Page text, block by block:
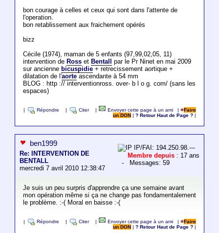
bon courage à celles et ceux qui sont dans l'attente de
l'operation.
bon retablissement aux fraichement opérés
bizz
Cécile (1974), maman de 5 enfants (97,99,02,05, 11)
intervention de Rosset Bentall
par le Pr Ninet en mai 2009
sur ancienne bicuspidie+ retrecissement aortique +
dilatation de l'aorteascendante à 54 mm
BLOG : http :// interventionross. over- b l o g. com/ (sans les
espaces)
Répondre Citer Envoyer cette page à un ami |
Faire
un DON
|? Retour Haut de Page ?
ben1999
Re: INTERVENTION DE
BENTALL
mercredi 7 avril 2010 12:38:47
IP/FAI: 194.250.98.---
Membre depuis : 17 ans
- Messages: 59
Je suis un peu surpris d'apprendre ça une semaine avant
mon opération même si ça ne change pas fondamentalement
le problème. :-( Moral en baisse :-(
Répondre Citer Envoyer cette page à un ami |
Faire
un DON
|? Retour Haut de Page ?